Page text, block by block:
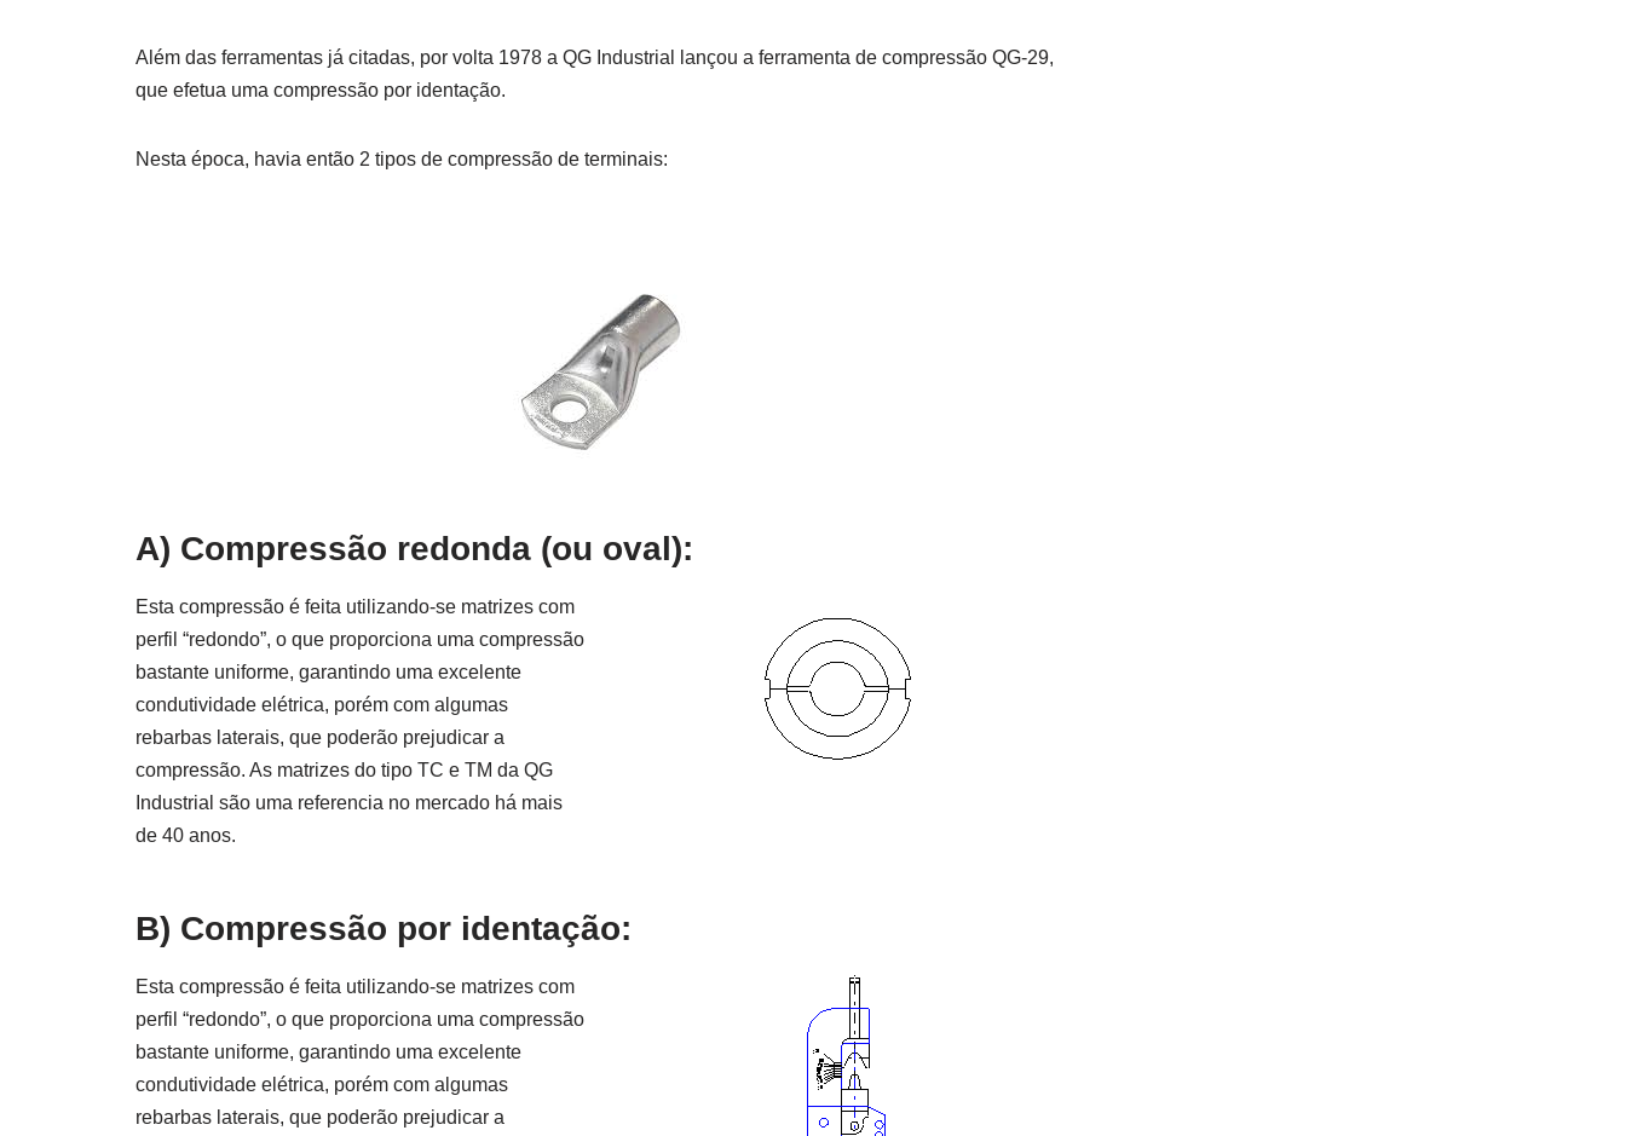
Além das ferramentas já citadas, por volta 1978 a QG Industrial lançou a ferramenta de compressão QG-29,
que efetua uma compressão por identação.
Nesta época, havia então 2 tipos de compressão de terminais:
A) Compressão redonda (ou oval):
Esta compressão é feita utilizando-se matrizes com
perfil “redondo”, o que proporciona uma compressão
bastante uniforme, garantindo uma excelente
condutividade elétrica, porém com algumas
rebarbas laterais, que poderão prejudicar a
compressão. As matrizes do tipo TC e TM da QG
Industrial são uma referencia no mercado há mais
de 40 anos.
B) Compressão por identação:
Esta compressão é feita utilizando-se matrizes com
perfil “redondo”, o que proporciona uma compressão
bastante uniforme, garantindo uma excelente
condutividade elétrica, porém com algumas
rebarbas laterais, que poderão prejudicar a